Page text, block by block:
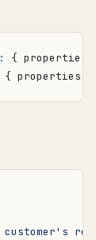
: { properties
{ properties